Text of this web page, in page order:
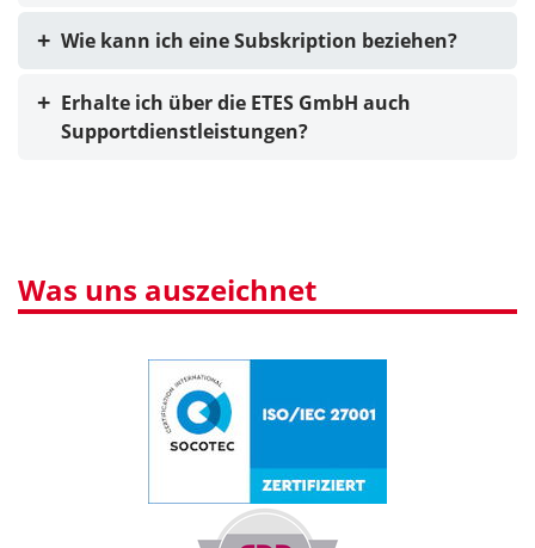
Wie kann ich eine Subskription beziehen?
Erhalte ich über die ETES GmbH auch
Supportdienstleistungen?
Was uns auszeichnet